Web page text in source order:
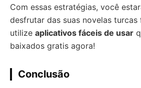
Com essas estratégias, você
desfrutar das suas novelas turcas
utilize aplicativos fáceis de usar
baixados gratis agora!
Conclusão